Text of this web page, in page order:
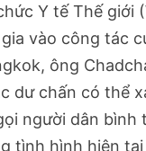
Y tế Thế giới
vào công tác
ông
dư chấn có thể
người dân bình
tình hình hiện tại